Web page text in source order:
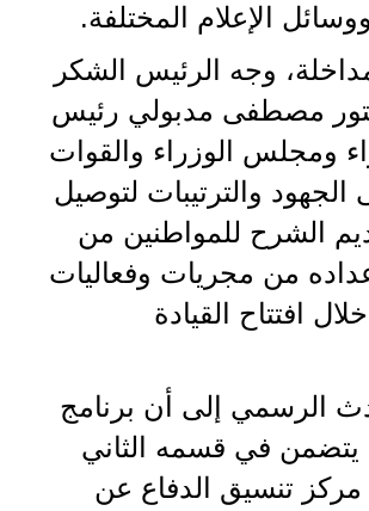
الإعلام المختلفة.
وجه الرئيس الشكر
مصطفى مدبولي رئيس
ومجلس الوزراء والقوات
والترتيبات لتوصيل
الشرح للمواطنين من
من مجريات وفعاليات
افتتاح القيادة
الرسمي إلى أن برنامج
يتضمن في قسمه الثاني
مركز تنسيق الدفاع عن